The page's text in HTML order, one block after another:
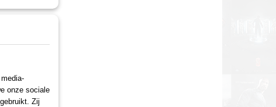
onze sociale
Zij